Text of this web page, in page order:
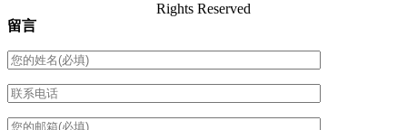
Rights Reserved
留言